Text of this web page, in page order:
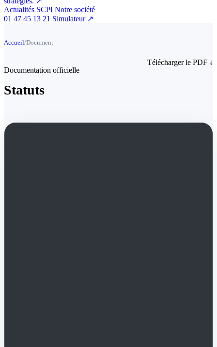
Actualités SCPI Notre société
01 47 45 13 21 Simulateur ↗
Accueil/Document
Documentation officielle
Statuts
Télécharger le PDF ↓